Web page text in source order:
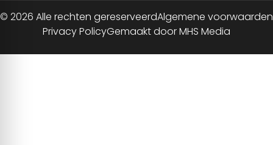
© 2026 Alle rechten gereserveerdAlgemene voorwaarden
Privacy PolicyGemaakt door MHS Media